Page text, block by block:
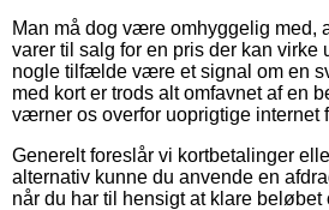
Man må dog være omhyggelig med,
varer til salg for en pris der kan virke
nogle tilfælde være et signal om en
med kort er trods alt omfavnet af en
værner os overfor uoprigtige internet
Generelt foreslår vi kortbetalinger
alternativ kunne du anvende en
når du har til hensigt at klare beløbet